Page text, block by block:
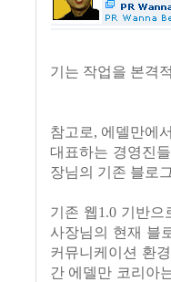
기는 작업을 본격
참고로, 에델만에
대표하는 경영진
장님의 기존 블로
기존 웹1.0 기반
사장님의 현재 블
커뮤니케이션 환
간 에델만 코리아